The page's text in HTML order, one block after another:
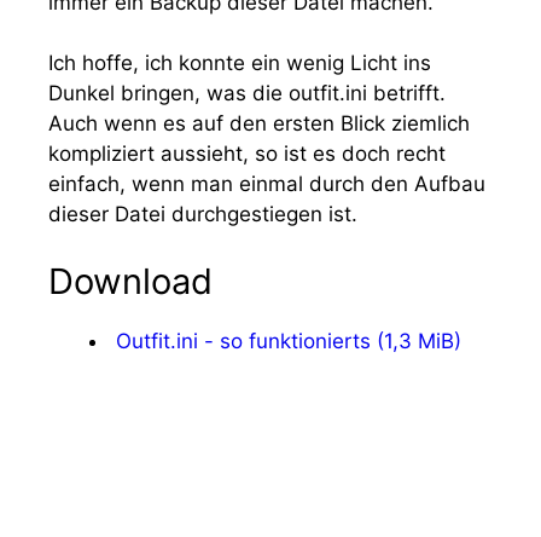
Ich hoffe, ich konnte ein wenig Licht ins
Dunkel bringen, was die outfit.ini betrifft.
Auch wenn es auf den ersten Blick ziemlich
kompliziert aussieht, so ist es doch recht
einfach, wenn man einmal durch den Aufbau
dieser Datei durchgestiegen ist.
Download
Outfit.ini - so funktionierts (1,3 MiB)